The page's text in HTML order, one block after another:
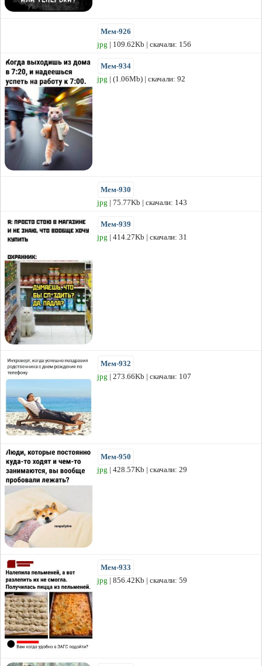
Мем-926
jpg | 109.62Kb | скачали: 156
Мем-934
jpg | (1.06Mb) | скачали: 92
Мем-930
jpg | 75.77Kb | скачали: 143
Мем-939
jpg | 414.27Kb | скачали: 31
Мем-932
jpg | 273.66Kb | скачали: 107
Мем-950
jpg | 428.57Kb | скачали: 29
Мем-933
jpg | 856.42Kb | скачали: 59